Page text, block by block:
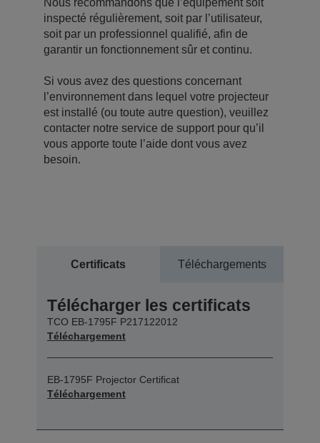
inspecté régulièrement, soit par l’utilisateur,
soit par un professionnel qualifié, afin de
garantir un fonctionnement sûr et continu.
Si vous avez des questions concernant
l’environnement dans lequel votre projecteur
est installé (ou toute autre question), veuillez
contacter notre service de support pour qu’il
vous apporte toute l’aide dont vous avez
besoin.
Certificats Téléchargements
Télécharger les certificats
TCO EB-1795F P217122012
Téléchargement
EB-1795F Projector Certificat
Téléchargement